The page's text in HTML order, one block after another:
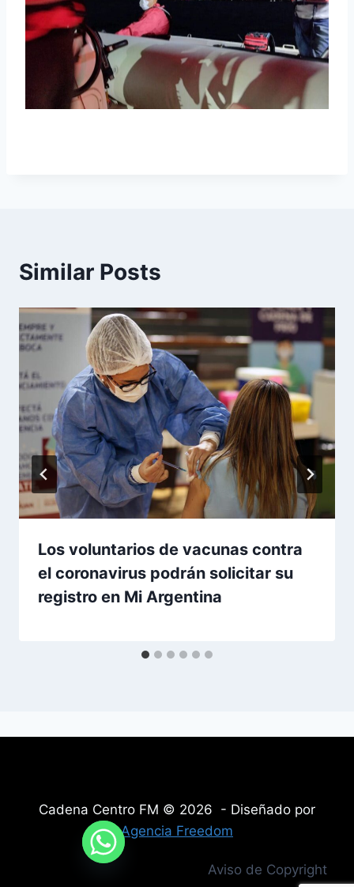
Similar Posts
Los voluntarios de vacunas contra
el coronavirus podrán solicitar su
registro en Mi Argentina
Cadena Centro FM © 2026 - Diseñado por
Agencia Freedom
Aviso de Copyright